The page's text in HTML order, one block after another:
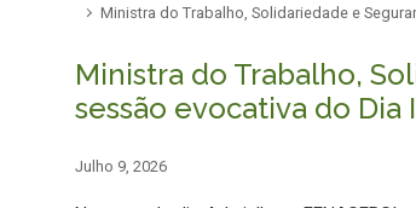
Ministra do Trabalho, Solidariedade e
Ministra do Trabalho,
sessão evocativa do
Julho 9, 2026